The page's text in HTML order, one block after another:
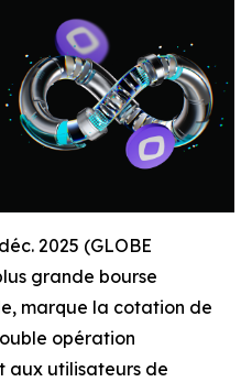
2025 (GLOBE
grande bourse
marque la cotation de
opération
aux utilisateurs de